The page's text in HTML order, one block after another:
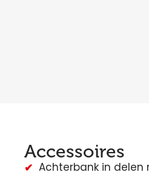
Accessoires
Achterbank in delen